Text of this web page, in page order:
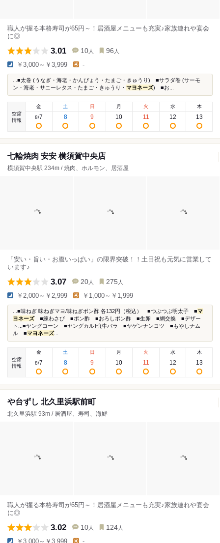
職人が握る本格寿司が65円～！居酒屋メニューも充実♪家族連れや宴会
に◎
3.01 10 人 96 人
￥3,000～￥3,999 -
...■太巻 (うなぎ・海老・かんぴょう・たまご・きゅうり) ■サラダ巻 (サーモ
ン・海老・サニーレタス・たまご・きゅうり・ マヨネーズ) ■お...
空席
情報
金
8/7
土
8
日
9
月
10
火
11
水
12
木
13
七輪焼肉 安安 横須賀中央店
横須賀中央駅 234m / 焼肉、ホルモン、居酒屋
「安い・旨い・お腹いっぱい」の限界突破！！土日祝も元気に営業して
います♪
3.07 20 人 275 人
￥2,000～￥2,999 ￥1,000～￥1,999
...■味ねぎ 味ねぎマヨ/味ねぎポン酢 各132円（税込） ■つぶつぶ明太子 ■マ
ヨネーズ■練わさび ■ポン酢 ■おろしポン酢 ■生卵 ■網交換 ■デザー
ト...■ヤングコーン ■ヤングカルビ(牛バラ ■ヤゲンナンコツ ■もやしナム
ル ■マヨネーズ...
空席
情報
金
8/7
土
8
日
9
月
10
火
11
水
12
木
13
や台ずし 北久里浜駅前町
北久里浜駅 93m / 居酒屋、寿司、海鮮
職人が握る本格寿司が65円～！居酒屋メニューも充実♪家族連れや宴会
に◎
3.02 10 人 124 人
￥3,000～￥3,999 -